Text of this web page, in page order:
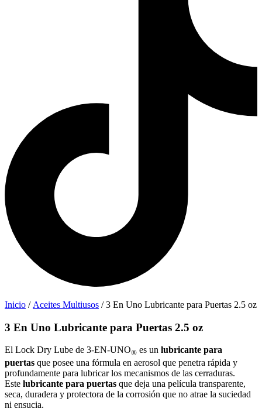
Inicio / Aceites Multiusos / 3 En Uno Lubricante para Puertas 2.5 oz
3 En Uno Lubricante para Puertas 2.5 oz
El Lock Dry Lube de 3-EN-UNO® es un lubricante para
puertas que posee una fórmula en aerosol que penetra rápida y
profundamente para lubricar los mecanismos de las cerraduras.
Este lubricante para puertas que deja una película transparente,
seca, duradera y protectora de la corrosión que no atrae la suciedad
ni ensucia.